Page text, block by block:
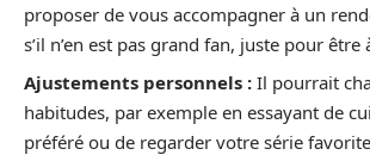
proposer de vous accompagner à un
s’il n’en est pas grand fan, juste pour être
Ajustements personnels : Il pourrait
habitudes, par exemple en essayant de
préféré ou de regarder votre série